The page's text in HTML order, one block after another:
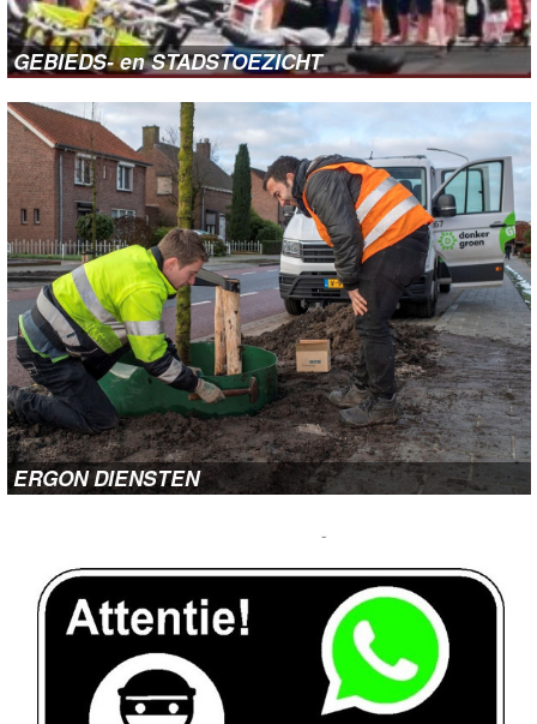
GEBIEDS- en STADSTOEZICHT
ERGON DIENSTEN